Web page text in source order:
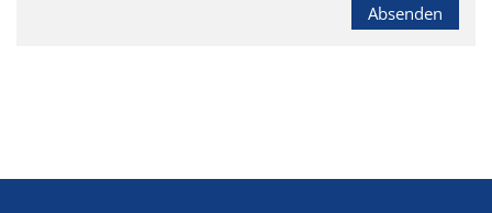
Absenden